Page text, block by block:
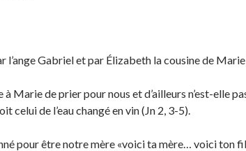
Gabriel et par Élizabeth la cousine de
Marie de prier pour nous et d’ailleurs n’est-elle
celui de l’eau changé en vin (Jn 2, 3-5).
pour être notre mère «voici ta mère… voici ton